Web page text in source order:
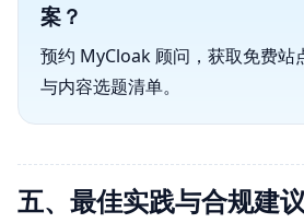
案？
预约 MyCloak 顾问，获取免费站
与内容选题清单。
五、最佳实践与合规建议